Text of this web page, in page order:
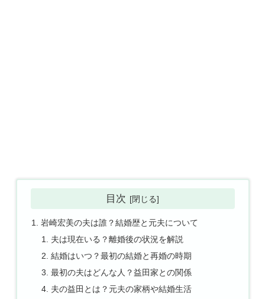
目次
岩崎宏美の夫は誰？結婚歴と元夫について
夫は現在いる？離婚後の状況を解説
結婚はいつ？最初の結婚と再婚の時期
最初の夫はどんな人？益田家との関係
夫の益田とは？元夫の家柄や結婚生活